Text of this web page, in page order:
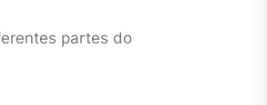
partes do